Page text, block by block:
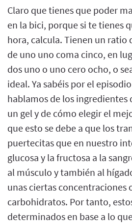
Claro que tienes que poder
en la bici, porque si te tienes
hora, calcula. Tienen un ratio
de uno uno coma cinco, en
dos uno o uno cero ocho, o
ideal. Ya sabéis por el
hablamos de los ingredientes
un gel y de cómo elegir el
que esto se debe a que los
puertecitas que en nuestro
glucosa y la fructosa a la
al músculo y también al
unas ciertas concentraciones
carbohidratos. Por tanto,
determinados en base a lo